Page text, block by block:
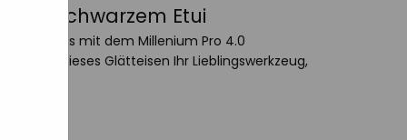
| Mit Schwarzem Etui
Erlebnis mit dem Millenium Pro 4.0
wird dieses Glätteisen Ihr Lieblingswerkzeug,